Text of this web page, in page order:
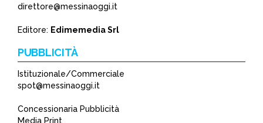
direttore@messinaoggi.it
Editore: Edimemedia Srl
PUBBLICITÀ
Istituzionale/Commerciale
spot@messinaoggi.it
Concessionaria Pubblicità
Media Print